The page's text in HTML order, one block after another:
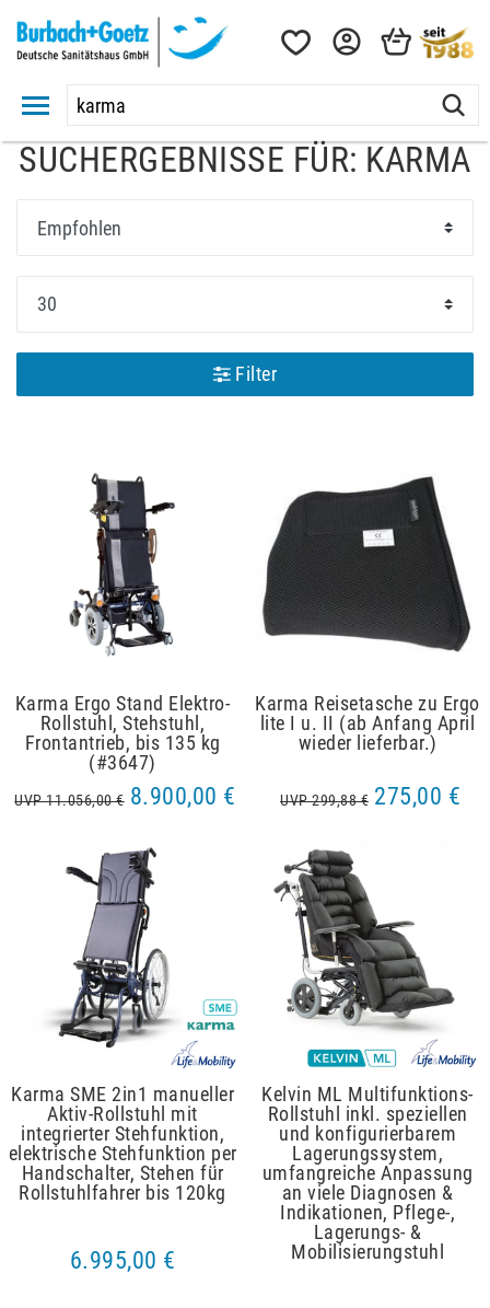
SUCHERGEBNISSE FÜR: KARMA
Filter
Karma Ergo Stand Elektro-
Rollstuhl, Stehstuhl,
Frontantrieb, bis 135 kg
(#3647)
UVP 11.056,00 € 8.900,00 €
Karma Reisetasche zu Ergo
lite I u. II (ab Anfang April
wieder lieferbar.)
UVP 299,88 € 275,00 €
Karma SME 2in1 manueller
Aktiv-Rollstuhl mit
integrierter Stehfunktion,
elektrische Stehfunktion per
Handschalter, Stehen für
Rollstuhlfahrer bis 120kg
6.995,00 €
Kelvin ML Multifunktions-
Rollstuhl inkl. speziellen
und konfigurierbarem
Lagerungssystem,
umfangreiche Anpassung
an viele Diagnosen &
Indikationen, Pflege-,
Lagerungs- &
Mobilisierungstuhl